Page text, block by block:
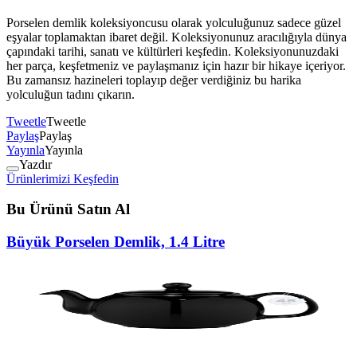
Porselen demlik koleksiyoncusu olarak yolculuğunuz sadece güzel
eşyalar toplamaktan ibaret değil. Koleksiyonunuz aracılığıyla dünya
çapındaki tarihi, sanatı ve kültürleri keşfedin. Koleksiyonunuzdaki
her parça, keşfetmeniz ve paylaşmanız için hazır bir hikaye içeriyor.
Bu zamansız hazineleri toplayıp değer verdiğiniz bu harika
yolculuğun tadını çıkarın.
TweetleTweetle
PaylaşPaylaş
YayınlaYayınla
Yazdır
Ürünlerimizi Keşfedin
Bu Ürünü Satın Al
Büyük Porselen Demlik, 1.4 Litre